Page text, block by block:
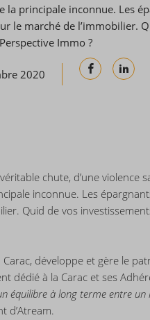
la principale inconnue. Les
le marché de l’immobilier.
Immo ?
2020
chute, d’une violence
inconnue. Les
Quid de vos
développe et gère le
dédié à la Carac et ses
équilibre à long terme entre
d’Atream.